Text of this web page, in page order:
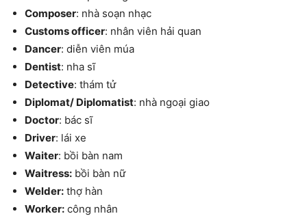
Composer: nhà soạn nhạc
Customs officer: nhân viên hải quan
Dancer: diễn viên múa
Dentist: nha sĩ
Detective: thám tử
Diplomat/ Diplomatist: nhà ngoại giao
Doctor: bác sĩ
Driver: lái xe
Waiter: bồi bàn nam
Waitress: bồi bàn nữ
Welder: thợ hàn
Worker: công nhân